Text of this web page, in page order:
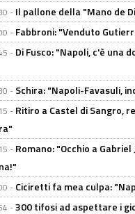
- Il pallone della "Mano de
- Fabbroni: "Venduto
- Di Fusco: "Napoli, c'è una
- Schira: "Napoli-Favasuli,
- Ritiro a Castel di Sangro,
- Romano: "Occhio a
- Ciciretti fa mea culpa:
-300 tifosi ad aspettare i